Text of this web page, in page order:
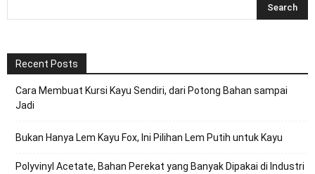
Recent Posts
Cara Membuat Kursi Kayu Sendiri, dari Potong Bahan sampai
Jadi
Bukan Hanya Lem Kayu Fox, Ini Pilihan Lem Putih untuk Kayu
Polyvinyl Acetate, Bahan Perekat yang Banyak Dipakai di Industri